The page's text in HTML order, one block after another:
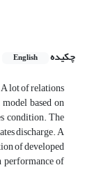
چکیده
English
lot of relations
based on
condition. The
discharge. A
of developed
of